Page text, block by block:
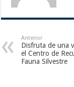
Anterior
Disfruta de una
el Centro de
Fauna Silvestre